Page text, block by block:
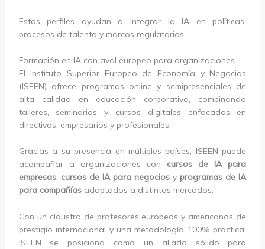
Estos perfiles ayudan a integrar la IA en políticas,
procesos de talento y marcos regulatorios.
Formación en IA con aval europeo para organizaciones
El Instituto Superior Europeo de Economía y Negocios
(ISEEN) ofrece programas online y semipresenciales de
alta calidad en educación corporativa, combinando
talleres, seminarios y cursos digitales enfocados en
directivos, empresarios y profesionales.
Gracias a su presencia en múltiples países, ISEEN puede
acompañar a organizaciones con cursos de IA para
empresas, cursos de IA para negocios yprogramas de IA
para compañíasadaptados a distintos mercados.
Con un claustro de profesores europeos y americanos de
prestigio internacional y una metodología 100% práctica,
ISEEN se posiciona como un aliado sólido para